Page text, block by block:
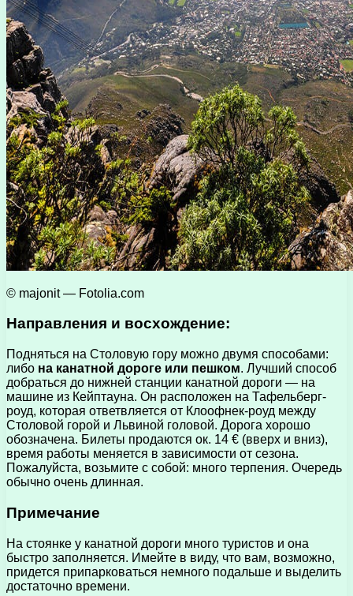
© majonit — Fotolia.com
Направления и восхождение:
Подняться на Столовую гору можно двумя способами:
либо на канатной дороге или пешком. Лучший способ
добраться до нижней станции канатной дороги — на
машине из Кейптауна. Он расположен на Тафельберг-
роуд, которая ответвляется от Клоофнек-роуд между
Столовой горой и Львиной головой. Дорога хорошо
обозначена. Билеты продаются ок. 14 € (вверх и вниз),
время работы меняется в зависимости от сезона.
Пожалуйста, возьмите с собой: много терпения. Очередь
обычно очень длинная.
Примечание
На стоянке у канатной дороги много туристов и она
быстро заполняется. Имейте в виду, что вам, возможно,
придется припарковаться немного подальше и выделить
достаточно времени.